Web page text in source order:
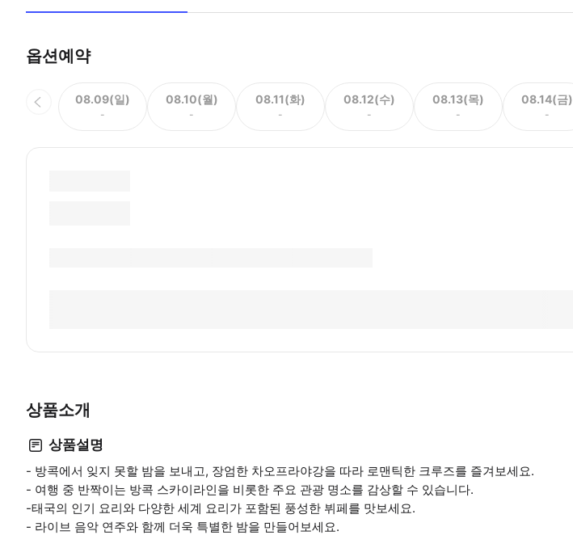
옵션예약
08.09(일)
-
08.10(월)
-
08.11(화)
-
08.12(수)
-
08.13(목)
-
08.14(금)
-
상품소개
상품설명
- 방콕에서 잊지 못할 밤을 보내고, 장엄한 차오프라야강을 따라 로맨틱한 크루즈를 즐겨보세요.
- 여행 중 반짝이는 방콕 스카이라인을 비롯한 주요 관광 명소를 감상할 수 있습니다.
-태국의 인기 요리와 다양한 세계 요리가 포함된 풍성한 뷔페를 맛보세요.
- 라이브 음악 연주와 함께 더욱 특별한 밤을 만들어보세요.